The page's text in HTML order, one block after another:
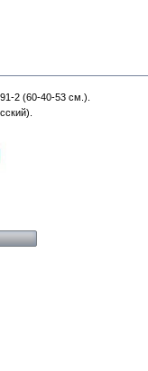
2 (60-40-53 см.).